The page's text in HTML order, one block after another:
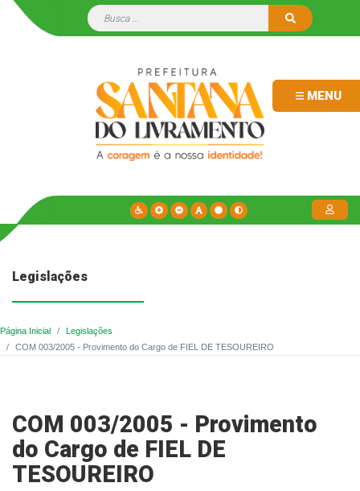
MENU
Legislações
Página Inicial
Legislações
COM 003/2005 - Provimento do Cargo de FIEL DE TESOUREIRO
COM 003/2005 - Provimento
do Cargo de FIEL DE
TESOUREIRO